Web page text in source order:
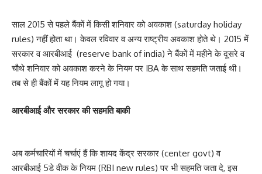
साल 2015 से पहले बैंकों में किसी शनिवार को अवकाश (saturday holiday
rules) नहीं होता था। केवल रविवार व अन्य राष्ट्रीय अवकाश होते थे। 2015 में
सरकार व आरबीआई (reserve bank of india) ने बैंकों में महीने के दूसरे व
चौथे शनिवार को अवकाश करने के नियम पर IBA के साथ सहमति जताई थी।
तब से ही बैंकों में यह नियम लागू हो गया।
आरबीआई और सरकार की सहमति बाकी
अब कर्मचारियों में चर्चाएं हैं कि शायद केंद्र सरकार (center govt) व
आरबीआई 5डे वीक के नियम (RBI new rules) पर भी सहमति जता दे, इस